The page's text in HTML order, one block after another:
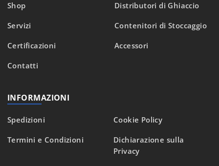
Shop
Servizi
Certificazioni
Contatti
Distributori di Ghiaccio
Contenitori di Stoccaggio
Accessori
INFORMAZIONI
Spedizioni
Termini e Condizioni
Cookie Policy
Dichiarazione sulla
Privacy